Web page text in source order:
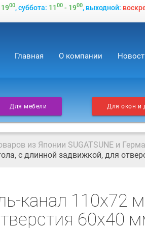
00, суббота: 1100- 1900, выходной:
Главная О компании
Для мебели Для окон и
из Японии SUGATSUNE и
с длинной задвижкой, для
канал 110х72
60х40